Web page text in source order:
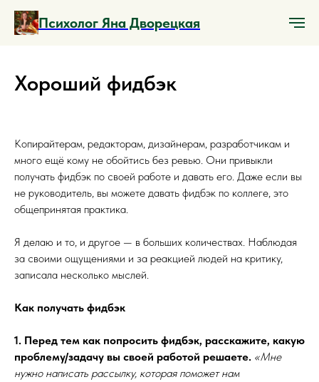
Психолог Яна Дворецкая
Хороший фидбэк
Копирайтерам, редакторам, дизайнерам, разработчикам и
много ещё кому не обойтись без ревью. Они привыкли
получать фидбэк по своей работе и давать его. Даже если вы
не руководитель, вы можете давать фидбэк по коллеге, это
общепринятая практика.
Я делаю и то, и другое — в больших количествах. Наблюдая
за своими ощущениями и за реакцией людей на критику,
записала несколько мыслей.
Как получать фидбэк
1. Перед тем как попросить фидбэк, расскажите, какую
проблему/задачу вы своей работой решаете. «Мне
нужно написать рассылку, которая поможет нам